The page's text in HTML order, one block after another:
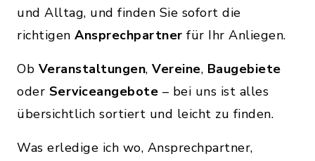
und Alltag, und finden Sie sofort die
richtigen Ansprechpartner für Ihr Anliegen.
Ob Veranstaltungen, Vereine, Baugebiete
oder Serviceangebote – bei uns ist alles
übersichtlich sortiert und leicht zu finden.
Was erledige ich wo, Ansprechpartner,